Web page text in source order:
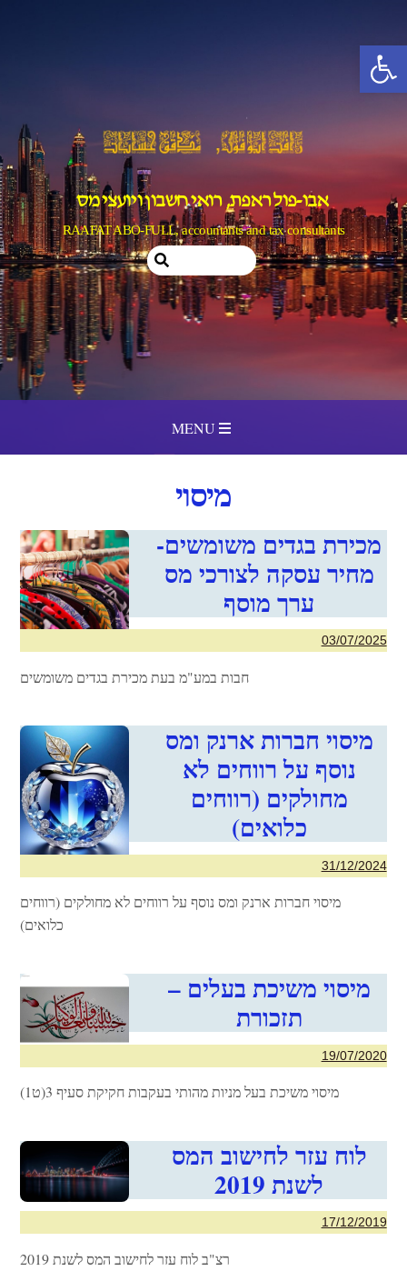
פתח סרגל נגישות
content
MENU
אבו-פול ראפת, רואי חשבון ויועצי מס
RAAFAT ABO-FULL, accountants and tax consultants
מיסוי
מכירת בגדים משומשים-
מחיר עסקה לצורכי מס
ערך מוסף
03/07/2025
חבות במע"מ בעת מכירת בגדים משומשים
מיסוי חברות ארנק ומס
נוסף על רווחים לא
מחולקים (רווחים
כלואים)
31/12/2024
מיסוי חברות ארנק ומס נוסף על רווחים לא מחולקים (רווחים
כלואים)
מיסוי משיכת בעלים –
תזכורת
19/07/2020
מיסוי משיכת בעל מניות מהותי בעקבות חקיקת סעיף 3(ט1)
לוח עזר לחישוב המס
לשנת 2019
17/12/2019
רצ"ב לוח עזר לחישוב המס לשנת 2019